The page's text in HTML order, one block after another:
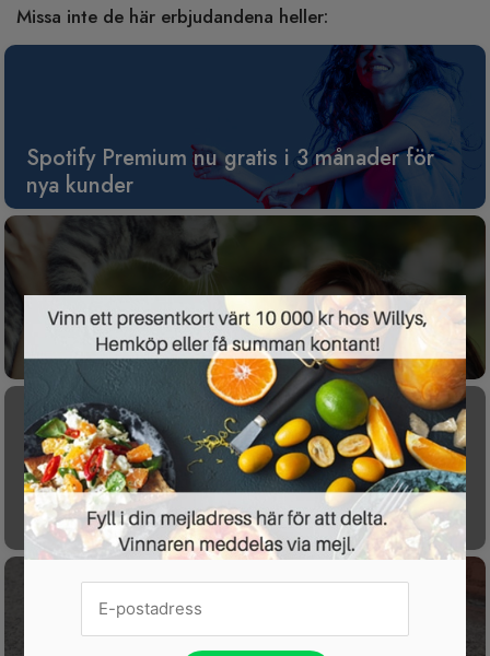
Missa inte de här erbjudandena heller:
Spotify Premium nu gratis i 3 månader för
nya kunder
Gratis tävling för dig som har husdjur
Få koll på din ekonomi med gratisappen
P.F.C.